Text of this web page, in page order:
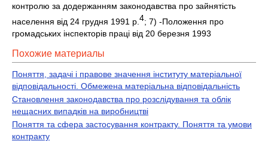
контролю за додержанням законодавства про зайнятість
населення від 24 грудня 1991 р. 4; 7) -Положення про
громадських інспекторів праці від 20 березня 1993
Похожие материалы
Поняття, задачі і правове значення інституту матеріальної
відповідальності. Обмежена матеріальна відповідальність
Становлення законодавства про розслідування та облік
нещасних випадків на виробництві
Поняття та сфера застосування контракту. Поняття та умови
контракту